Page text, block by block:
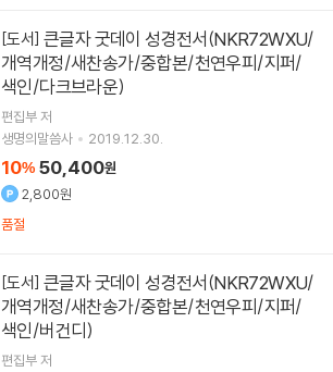
[도서]
개역개정/새찬송가/중합본/천연우피/지퍼/
색인/다크브라운)
편집부 저
생명의말씀사
2019.12.30.
10% 50,400원
2,800원
품절
[도서]
개역개정/새찬송가/중합본/천연우피/지퍼/
색인/버건디)
편집부 저